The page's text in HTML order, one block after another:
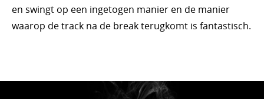
en swingt op een ingetogen manier en de manier
waarop de track na de break terugkomt is fantastisch.